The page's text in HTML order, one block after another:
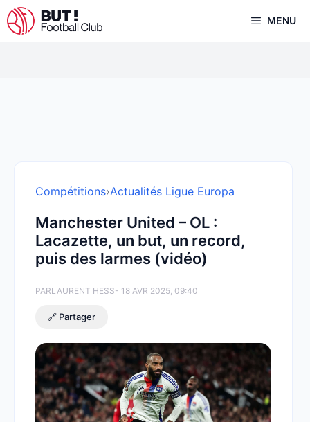
Aller
au
MENU
Compétitions›Actualités Ligue Europa
Manchester United – OL :
Lacazette, un but, un record,
puis des larmes (vidéo)
PARLAURENT HESS- 18 AVR 2025, 09:40
🔗 Partager